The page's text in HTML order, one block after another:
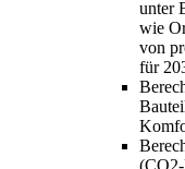
unter
wie
von
für